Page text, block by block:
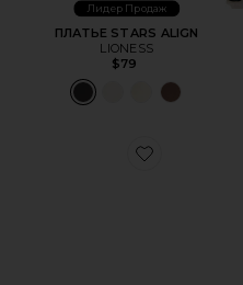
Лидер Продаж
ПЛАТЬЕ STARS ALIGN
LIONESS
$79
Favorite